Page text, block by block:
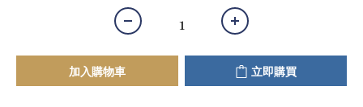
加入購物車 立即購買